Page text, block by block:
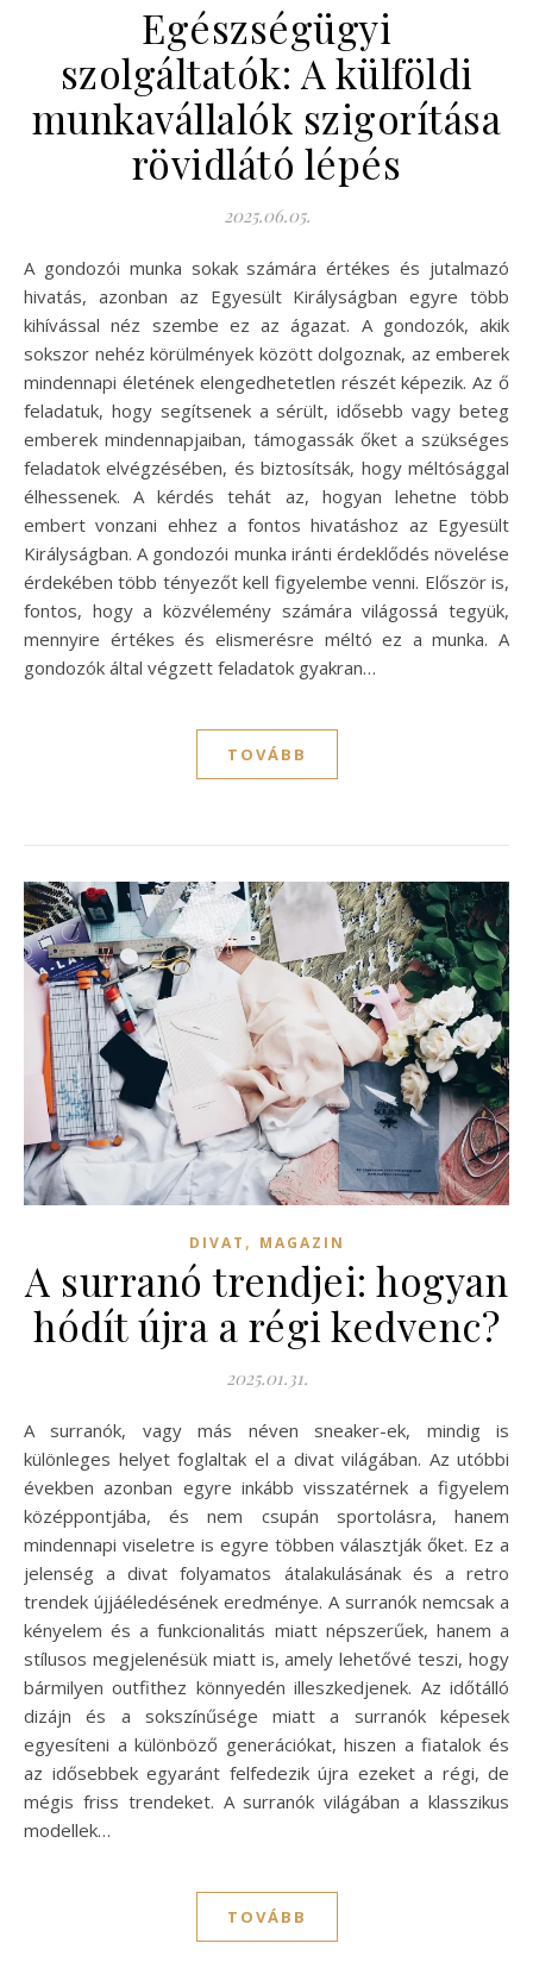
Egészségügyi
szolgáltatók: A külföldi
munkavállalók szigorítása
rövidlátó lépés
2025.06.05.
A gondozói munka sokak számára értékes és jutalmazó
hivatás, azonban az Egyesült Királyságban egyre több
kihívással néz szembe ez az ágazat. A gondozók, akik
sokszor nehéz körülmények között dolgoznak, az emberek
mindennapi életének elengedhetetlen részét képezik. Az ő
feladatuk, hogy segítsenek a sérült, idősebb vagy beteg
emberek mindennapjaiban, támogassák őket a szükséges
feladatok elvégzésében, és biztosítsák, hogy méltósággal
élhessenek. A kérdés tehát az, hogyan lehetne több
embert vonzani ehhez a fontos hivatáshoz az Egyesült
Királyságban. A gondozói munka iránti érdeklődés növelése
érdekében több tényezőt kell figyelembe venni. Először is,
fontos, hogy a közvélemény számára világossá tegyük,
mennyire értékes és elismerésre méltó ez a munka. A
gondozók által végzett feladatok gyakran…
TOVÁBB
DIVAT , MAGAZIN
A surranó trendjei: hogyan
hódít újra a régi kedvenc?
2025.01.31.
A surranók, vagy más néven sneaker-ek, mindig is
különleges helyet foglaltak el a divat világában. Az utóbbi
években azonban egyre inkább visszatérnek a figyelem
középpontjába, és nem csupán sportolásra, hanem
mindennapi viseletre is egyre többen választják őket. Ez a
jelenség a divat folyamatos átalakulásának és a retro
trendek újjáéledésének eredménye. A surranók nemcsak a
kényelem és a funkcionalitás miatt népszerűek, hanem a
stílusos megjelenésük miatt is, amely lehetővé teszi, hogy
bármilyen outfithez könnyedén illeszkedjenek. Az időtálló
dizájn és a sokszínűsége miatt a surranók képesek
egyesíteni a különböző generációkat, hiszen a fiatalok és
az idősebbek egyaránt felfedezik újra ezeket a régi, de
mégis friss trendeket. A surranók világában a klasszikus
modellek…
TOVÁBB